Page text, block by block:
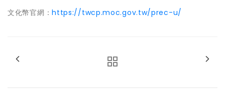
文化幣官網：https://twcp.moc.gov.tw/prec-u/